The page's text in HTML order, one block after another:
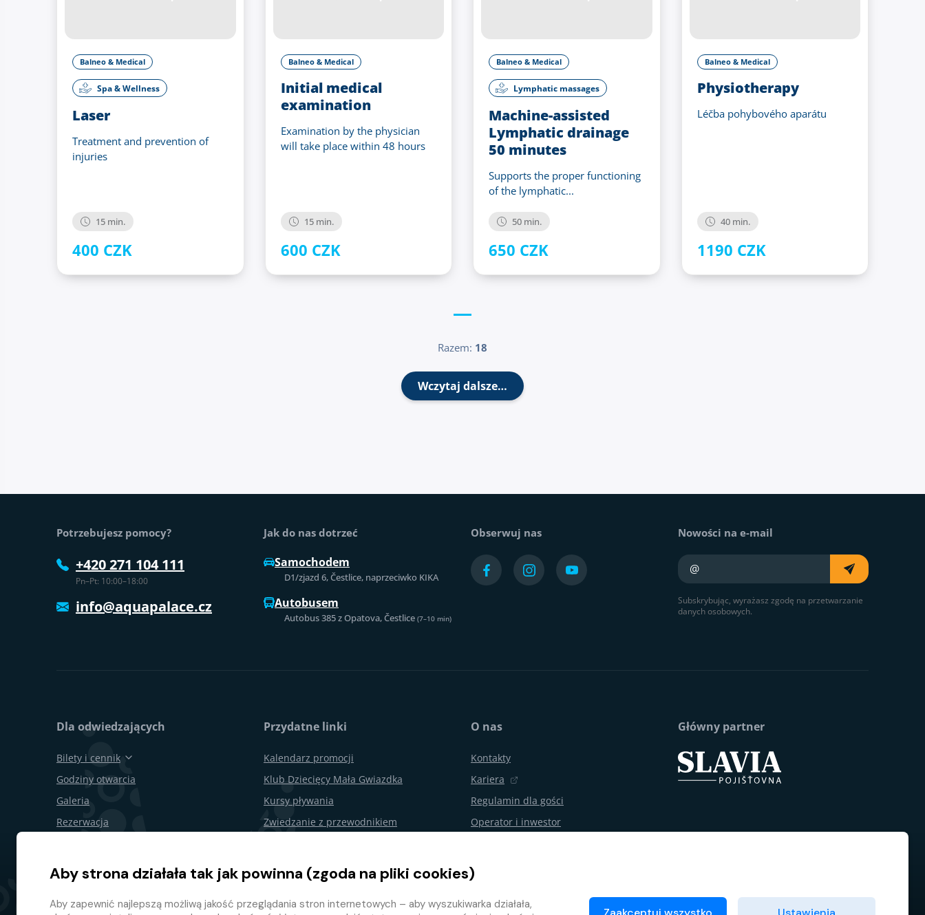
Balneo & Medical
Spa & Wellness
Laser
Treatment and prevention of
injuries
15 min.
400 CZK
Balneo & Medical
Initial medical
examination
Examination by the physician
will take place within 48 hours
15 min.
600 CZK
Balneo & Medical
Lymphatic massages
Machine-assisted
Lymphatic drainage
50 minutes
Supports the proper functioning
of the lymphatic...
50 min.
650 CZK
Balneo & Medical
Physiotherapy
Léčba pohybového aparátu
40 min.
1190 CZK
Razem: 18
Wczytaj dalsze…
Potrzebujesz pomocy?
+420 271 104 111
Pn–Pt: 10:00–18:00
info@aquapalace.cz
Jak do nas dotrzeć
Samochodem
D1/zjazd 6, Čestlice, naprzeciwko KIKA
Autobusem
Autobus 385 z Opatova, Čestlice (7–10 min)
Obserwuj nas Nowości na e-mail
Twój e-mail
Subskrybując, wyrażasz zgodę na przetwarzanie
danych osobowych.
Dla odwiedzających
Bilety i cennik
Godziny otwarcia
Galeria
Rezerwacja
Mapa terenu
Przydatne linki
Kalendarz promocji
Klub Dziecięcy Mała Gwiazdka
Kursy pływania
Zwiedzanie z przewodnikiem
Odstąpienie od umowy
Program lojalnościowy
O nas
Kontakty
Kariera
Regulamin dla gości
Operator i inwestor
Partnerski e-shop
Główny partner
Aby strona działała tak jak powinna (zgoda na pliki cookies)
Aby zapewnić najlepszą możliwą jakość przeglądania stron internetowych – aby wyszukiwarka działała,